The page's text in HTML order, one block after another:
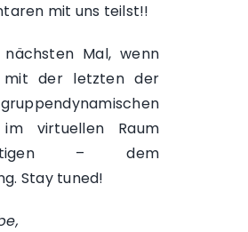
mit uns teilst!!
nächsten Mal, wenn
mit der letzten der
im virtuellen Raum
– dem
Stay tuned!